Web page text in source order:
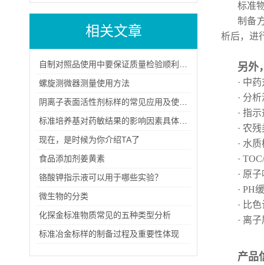
相关文章
螺旋测微器测量使用方法
现在，是时候为你介绍TA了
食品添加剂姜黄素
铬酸钾指示液可以用于哪些实验？
微生物的分类
化探金标准物质常见的五种类型分析
标准冶金标样的制备过程及重要性体现
标准
制备
析后，进
另外
· 中
· 分
· 指
· 农
· 水
·
· 原
· PH
· 比
· 离
产品